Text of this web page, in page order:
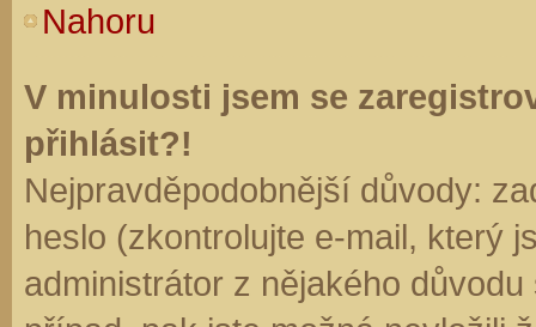
Nahoru
V minulosti jsem se
přihlásit?!
Nejpravděpodobnější důvody:
heslo (zkontrolujte e-mail, který
administrátor z nějakého